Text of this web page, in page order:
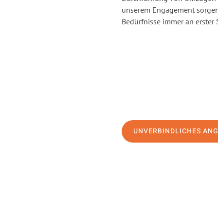
unserem Engagement
Bedürfnisse immer an erster
UNVERBINDLICHES